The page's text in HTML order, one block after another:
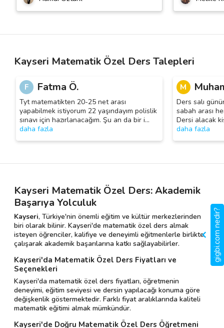
Kayseri Matematik Özel Ders Talepleri
F Fatma Ö.
Tyt matematikten 20-25 net arası
yapabilmek istiyorum 22 yaşındayım polislik
sınavı için hazırlanacağım. Şu an da bir i…
daha fazla
M
Ders salı
sabah arası
Dersi alacak
daha fazla
Kayseri Matematik Özel Ders: Akademik
Başarıya Yolculuk
Kayseri, Türkiye'nin önemli eğitim ve kültür merkezlerinden
biri olarak bilinir. Kayseri'de matematik özel ders almak
isteyen öğrenciler, kalifiye ve deneyimli eğitmenlerle birlikte
çalışarak akademik başarılarına katkı sağlayabilirler.
Kayseri'da Matematik Özel Ders Fiyatları ve
Seçenekleri
Kayseri'da matematik özel ders fiyatları, öğretmenin
deneyimi, eğitim seviyesi ve dersin yapılacağı konuma göre
değişkenlik göstermektedir. Farklı fiyat aralıklarında kaliteli
matematik eğitimi almak mümkündür.
Kayseri'de Doğru Matematik Özel Ders Öğretmeni
gigbi.com nedir?